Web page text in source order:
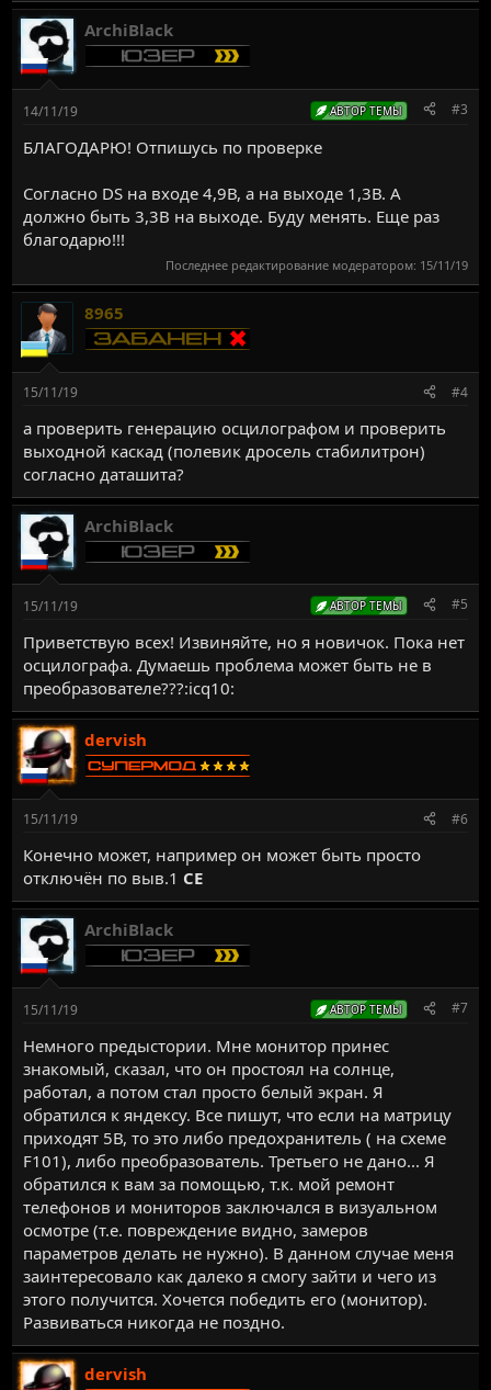
ArchiBlack
14/11/19 АВТОР ТЕМЫ #3
БЛАГОДАРЮ! Отпишусь по проверке
Согласно DS на входе 4,9В, а на выходе 1,3В. А
должно быть 3,3В на выходе. Буду менять. Еще раз
благодарю!!!
Последнее редактирование модератором: 15/11/19
8965
15/11/19 #4
а проверить генерацию осцилографом и проверить
выходной каскад (полевик дросель стабилитрон)
согласно даташита?
ArchiBlack
15/11/19 АВТОР ТЕМЫ #5
Приветствую всех! Извиняйте, но я новичок. Пока нет
осцилографа. Думаешь проблема может быть не в
преобразователе???:icq10:
dervish
15/11/19 #6
Конечно может, например он может быть просто
отключён по выв.1 CE
ArchiBlack
15/11/19 АВТОР ТЕМЫ #7
Немного предыстории. Мне монитор принес
знакомый, сказал, что он простоял на солнце,
работал, а потом стал просто белый экран. Я
обратился к яндексу. Все пишут, что если на матрицу
приходят 5В, то это либо предохранитель ( на схеме
F101), либо преобразователь. Третьего не дано... Я
обратился к вам за помощью, т.к. мой ремонт
телефонов и мониторов заключался в визуальном
осмотре (т.е. повреждение видно, замеров
параметров делать не нужно). В данном случае меня
заинтересовало как далеко я смогу зайти и чего из
этого получится. Хочется победить его (монитор).
Развиваться никогда не поздно.
dervish